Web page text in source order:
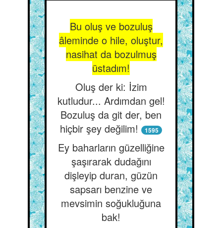
Bu oluş ve bozuluş
âleminde o hile, oluştur,
nasihat da bozulmuş
üstadım!
Oluş der ki: İzim
kutludur... Ardımdan gel!
Bozuluş da git der, ben
hiçbir şey değilim!
1595
Ey baharların güzelliğine
şaşırarak dudağını
dişleyip duran, güzün
sapsarı benzine ve
mevsimin soğukluğuna
bak!